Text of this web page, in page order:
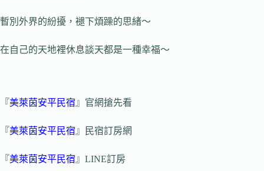
暫別外界的紛擾，褪下煩躁的思緒～
在自己的天地裡休息談天都是一種幸福～
『美萊茵安平民宿 』官網搶先看
『美萊茵安平民宿 』民宿訂房網
『美萊茵安平民宿 』LINE訂房